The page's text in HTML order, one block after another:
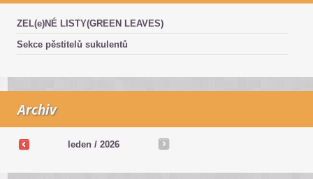
ZEL(e)NÉ LISTY(GREEN LEAVES)
Sekce pěstitelů sukulentů
Archiv
leden / 2026